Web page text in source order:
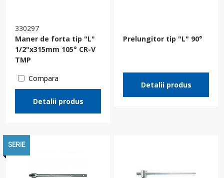
330297
Maner de forta tip "L"
1/2"х315mm 105° CR-V
TMP
Compara
Detalii produs
Prelungitor tip "L" 90°
Detalii produs
SERIE